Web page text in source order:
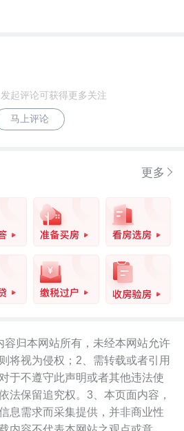
起评论可获得更多关注
马上评论
更多
容归本网站所有，未经本网站允许
将视为侵权；2、需转载或者引用
于不遵守此声明或者其他违法使
法保留追究权。3、本页面内容，
息需求而采集提供，并非商业性